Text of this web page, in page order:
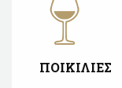
ΠΟΙΚΙΛΙΕΣ